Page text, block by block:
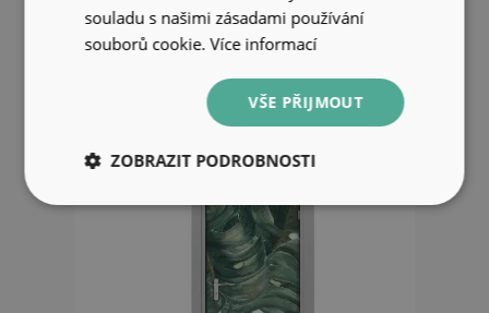
999 Kč
souladu s našimi zásadami používání
souborů cookie.Více informací
VŠE PŘIJMOUT
ZOBRAZIT PODROBNOSTI